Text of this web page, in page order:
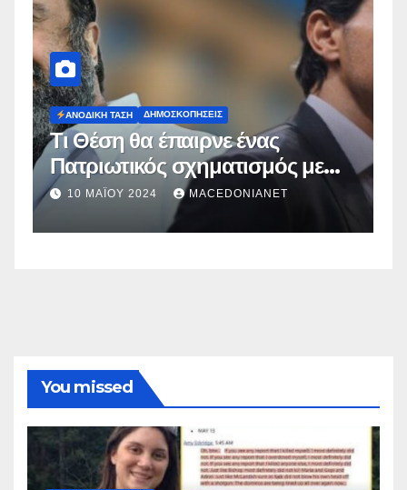
ΔΗΜΟΣΚΟΠΉΣΕΙΣ
Ευρωεκλογές 2024: Πρόθεση
Ψήφου
2 ΜΑΪ́ΟΥ 2024 MACEDONIANET
You missed